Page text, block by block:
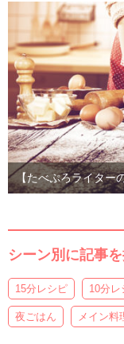
【たべぷろライター
シーン別に記事
15分レシピ 10分レ
夜ごはん メイン料